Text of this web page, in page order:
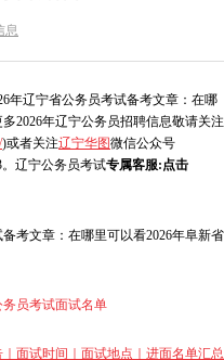
息
年辽宁省公务员考试备考文章：在哪
2026年辽宁公务员招聘信息敬请关注
)或者关注辽宁华图微信公众号
。辽宁公务员考试专属客服:点击
文章：在哪里可以看2026年阜新省
面试时间｜面试地点｜进面名单汇总